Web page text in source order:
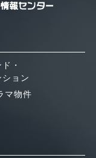
・
ション
マ物件